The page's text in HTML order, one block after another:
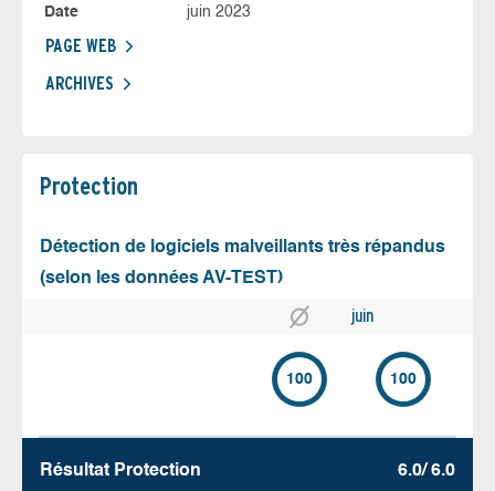
Date
juin 2023
PAGE WEB
ARCHIVES
Protection
Détection de logiciels malveillants très répandus
(selon les données AV-TEST)
juin
100 100
Résultat Protection 6.0/ 6.0